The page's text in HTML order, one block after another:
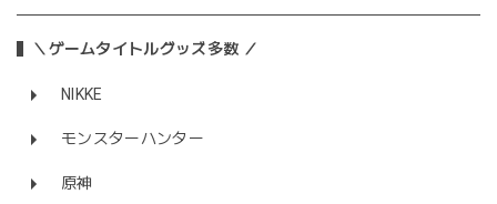
＼ゲームタイトルグッズ多数 ／
NIKKE
モンスターハンター
原神